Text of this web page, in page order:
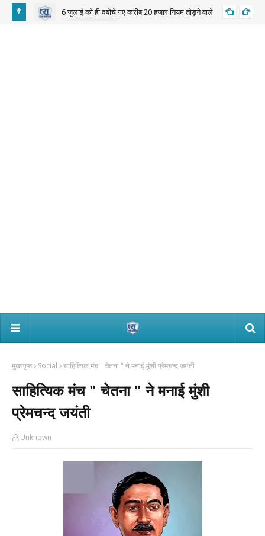
6 जुलाई को ही दबोचे गए करीब 20 हजार नियम तोड़ने वाले
मुख्यपृष्ठ Social साहित्यिक मंच " चेतना " ने मनाई मुंशी प्रेमचन्द जयंती
साहित्यिक मंच " चेतना " ने मनाई मुंशी
प्रेमचन्द जयंती
Unknown